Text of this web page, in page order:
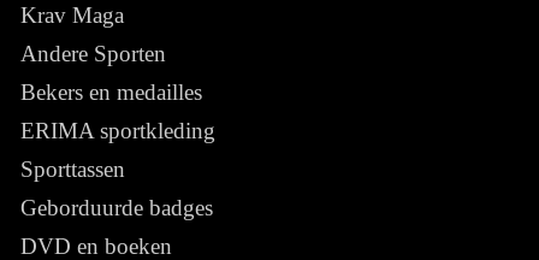
Krav Maga
Andere Sporten
Bekers en medailles
ERIMA sportkleding
Sporttassen
Geborduurde badges
DVD en boeken